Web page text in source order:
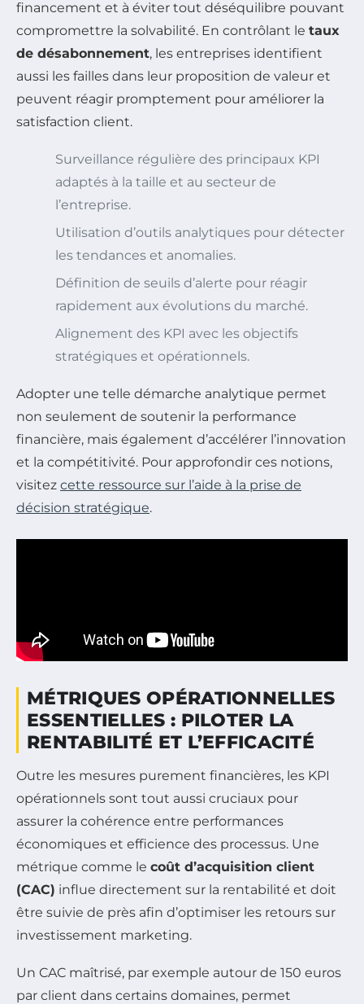
financement et à éviter tout déséquilibre pouvant
compromettre la solvabilité. En contrôlant le taux
de désabonnement, les entreprises identifient
aussi les failles dans leur proposition de valeur et
peuvent réagir promptement pour améliorer la
satisfaction client.
Surveillance régulière des principaux KPI
adaptés à la taille et au secteur de
l’entreprise.
Utilisation d’outils analytiques pour détecter
les tendances et anomalies.
Définition de seuils d’alerte pour réagir
rapidement aux évolutions du marché.
Alignement des KPI avec les objectifs
stratégiques et opérationnels.
Adopter une telle démarche analytique permet
non seulement de soutenir la performance
financière, mais également d’accélérer l’innovation
et la compétitivité. Pour approfondir ces notions,
visitez cette ressource sur l’aide à la prise de
décision stratégique.
MÉTRIQUES OPÉRATIONNELLES
ESSENTIELLES : PILOTER LA
RENTABILITÉ ET L’EFFICACITÉ
Outre les mesures purement financières, les KPI
opérationnels sont tout aussi cruciaux pour
assurer la cohérence entre performances
économiques et efficience des processus. Une
métrique comme le coût d’acquisition client
(CAC) influe directement sur la rentabilité et doit
être suivie de près afin d’optimiser les retours sur
investissement marketing.
Un CAC maîtrisé, par exemple autour de 150 euros
par client dans certains domaines, permet